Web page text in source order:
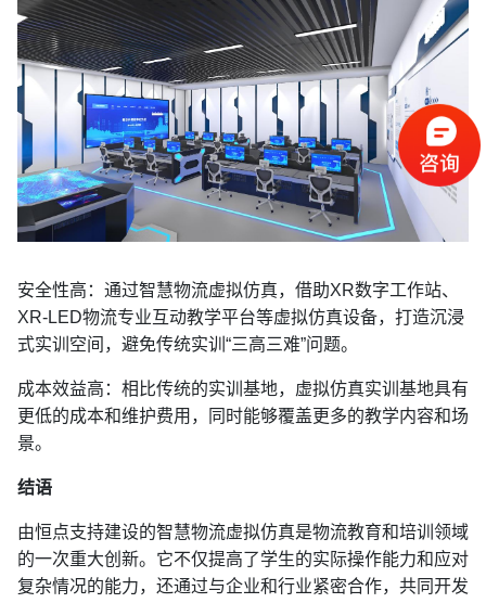
安全性高：通过智慧物流虚拟仿真，借助XR数字工作站、
XR-LED物流专业互动教学平台等虚拟仿真设备，打造沉浸
式实训空间，避免传统实训“三高三难”问题。
成本效益高：相比传统的实训基地，虚拟仿真实训基地具有
更低的成本和维护费用，同时能够覆盖更多的教学内容和场
景。
结语
由恒点支持建设的智慧物流虚拟仿真是物流教育和培训领域
的一次重大创新。它不仅提高了学生的实际操作能力和应对
复杂情况的能力，还通过与企业和行业紧密合作，共同开发